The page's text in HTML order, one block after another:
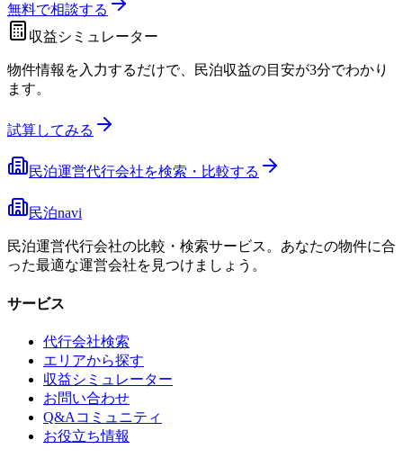
無料で相談する
収益シミュレーター
物件情報を入力するだけで、民泊収益の目安が3分でわかり
ます。
試算してみる
民泊運営代行会社を検索・比較する
民泊navi
民泊運営代行会社の比較・検索サービス。あなたの物件に合
った最適な運営会社を見つけましょう。
サービス
代行会社検索
エリアから探す
収益シミュレーター
お問い合わせ
Q&Aコミュニティ
お役立ち情報